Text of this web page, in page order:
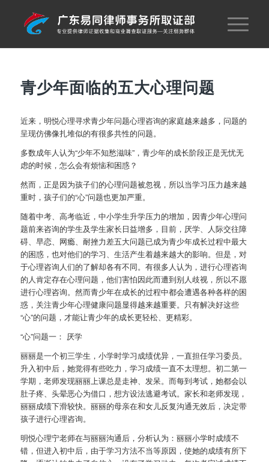
青少年面临的五大心理问题
近来，明悦心理寻求青少年问题心理咨询的家庭越来越多，问题的
呈现仿佛像扎堆似的有很多共性的问题。
多数成年人认为“少年不知愁滋味”，青少年的成长阶段正是无忧无
虑的时候，怎么会有烦恼和困惑？
然而，正是因为孩子们的心理问题被忽视，所以当学习压力越来越
重时，孩子们的“心”问题也更加严重。
随着中考、高考临近，中小学生升学压力的增加，因青少年心理问
题前来咨询的学生及学生家长日益增多，目前，厌学、人际交往障
碍、早恋、网瘾、耐挫力差五大问题已成为青少年成长过程中最大
的困惑，也对他们的学习、生活产生着越来越大的影响。但是，对
于心理咨询人们的了解却各有不同。有很多人认为，进行心理咨询
的人肯定存在心理问题，他们害怕因此而遭到别人歧视，所以不愿
进行心理咨询。然而青少年在成长的过程中都会遭遇各种各样的困
惑，关注青少年心理健康问题显得越来越重要。只有解决好这些
“心”的问题，才能让青少年的成长更轻松、更精彩。
“心”问题一： 厌学
丽丽是一个初三学生，小学时学习成绩优异，一直担任学习委员。
升入初中后，她觉得有些吃力，学习成绩一直不太理想。初二第一
学期，老师发现丽丽上课总是走神、发呆。而每到考试，她都会以
肚子疼、头晕恶心为借口，想方设法逃避考试。家长和老师发现，
丽丽成绩下滑较快。丽丽的母亲在和女儿反复沟通无效后，决定带
孩子进行心理咨询。
明悦心理宁老师在与丽丽沟通后，分析认为：丽丽小学时成绩不
错，但进入初中后，由于学习方法不当等原因，使她的成绩有所下